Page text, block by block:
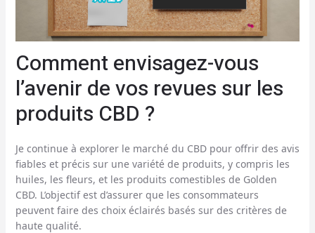
Comment envisagez-vous
l’avenir de vos revues sur les
produits CBD ?
Je continue à explorer le marché du CBD pour offrir des avis
fiables et précis sur une variété de produits, y compris les
huiles, les fleurs, et les produits comestibles de Golden
CBD. L’objectif est d’assurer que les consommateurs
peuvent faire des choix éclairés basés sur des critères de
haute qualité.